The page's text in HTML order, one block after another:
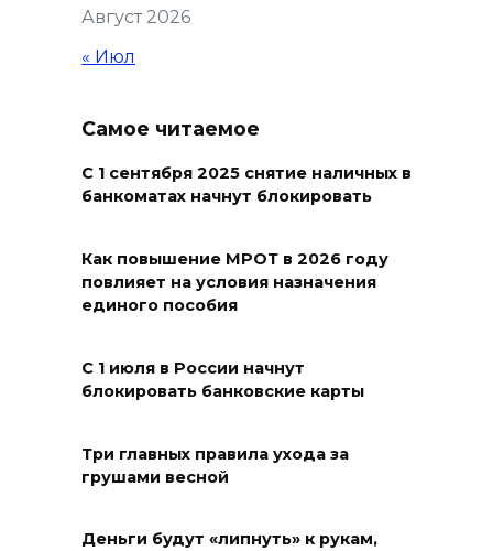
программы «Красота внутри»
07 августа 2026 12:30
Строить. Создавать. Созидать.
#МЫВМЕСТЕ-2026 вышли 12
проектов
Александр Ищенко отметил
строителей в помощи
госпиталям, школам и
Август 2026
« Июл
Самое читаемое
С 1 сентября 2025 снятие наличных в
банкоматах начнут блокировать
Как повышение МРОТ в 2026 году
повлияет на условия назначения
единого пособия
С 1 июля в России начнут
блокировать банковские карты
Три главных правила ухода за
грушами весной
Деньги будут «липнуть» к рукам,